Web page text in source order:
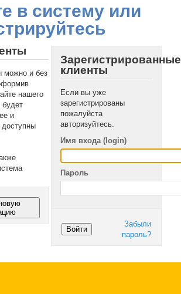
или
Зарегистрированные
клиенты
Если вы уже
зарегистрированы
пожалуйста
авторизуйтесь.
Имя входа (login)
Забыли
пароль?